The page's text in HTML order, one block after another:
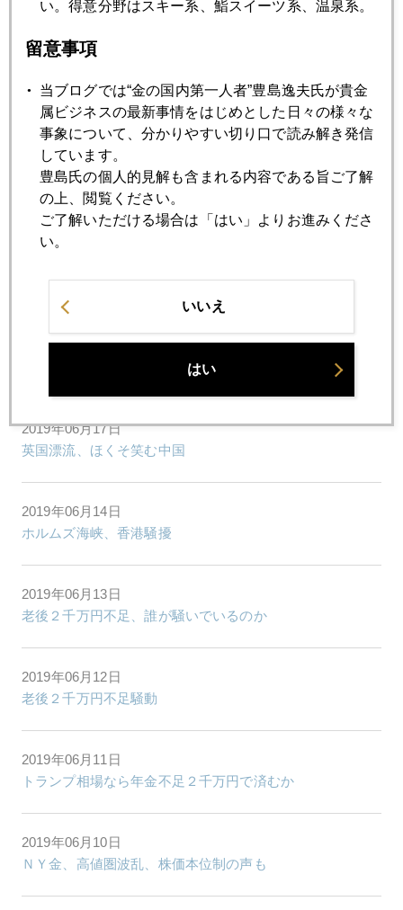
2019年06月24日
中東緊迫、有事の金ドカ買いは「悪魔の選択」
2019年06月21日
金１４００ドル突破
2019年06月20日
ＦＯＭＣと中東緊迫でＮＹ金１３６０ドル超え
日銀とヘッジファンドの神経戦
2019年06月18日
年金３割削減を強いられた国
2019年06月17日
英国漂流、ほくそ笑む中国
2019年06月14日
ホルムズ海峡、香港騒擾
2019年06月13日
老後２千万円不足、誰が騒いでいるのか
2019年06月12日
老後２千万円不足騒動
2019年06月11日
トランプ相場なら年金不足２千万円で済むか
2019年06月10日
ＮＹ金、高値圏波乱、株価本位制の声も
い。得意分野はスキー系、鮨スイーツ系、温泉系。
留意事項
当ブログでは“金の国内第一人者”豊島逸夫氏が貴金
属ビジネスの最新事情をはじめとした日々の様々な
事象について、分かりやすい切り口で読み解き発信
しています。
豊島氏の個人的見解も含まれる内容である旨ご了解
の上、閲覧ください。
ご了解いただける場合は「はい」よりお進みくださ
い。
いいえ
はい